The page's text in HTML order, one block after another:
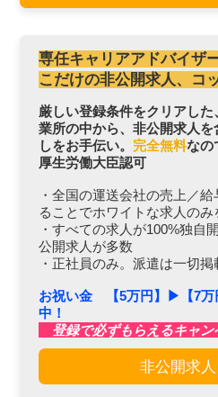
専任キャリアアドバイザ
こだけの非公開求人、コ
厳しい登録条件をクリアし
業所の中から、非公開求人
しをお手伝い。 完全無料なの
厚生労働大臣認可
・全国の運送会社の売上／
ることでホワイトな求人の
・すべての求人が100%独自
公開求人が多数
・正社員のみ。派遣は一切
お祝い金 【5万円】▶︎【7
中！
登録で必ずもらえるキャ
非公開求